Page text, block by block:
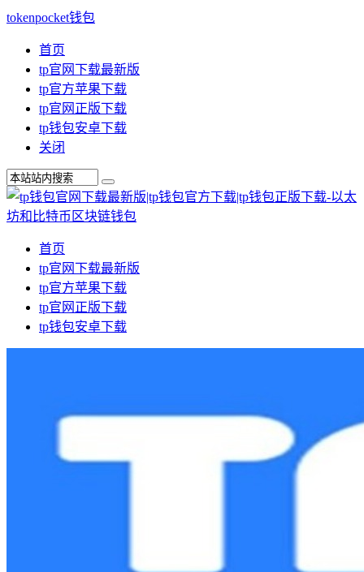
tokenpocket钱包
首页
tp官网下载最新版
tp官方苹果下载
tp官网正版下载
tp钱包安卓下载
关闭
首页
tp官网下载最新版
tp官方苹果下载
tp官网正版下载
tp钱包安卓下载